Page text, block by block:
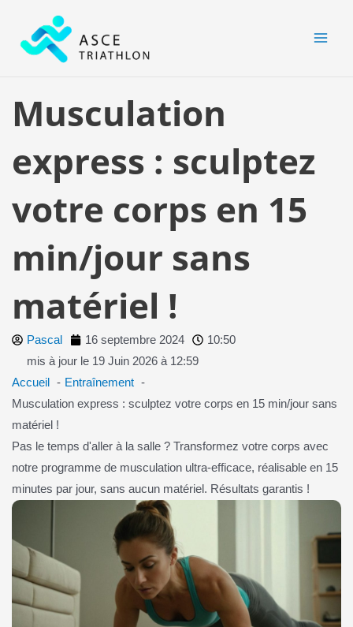
contenu
Musculation
express : sculptez
votre corps en 15
min/jour sans
matériel !
Pascal 16 septembre 2024
10:50
mis à jour le 19 Juin 2026 à 12:59
Accueil
Entraînement
Musculation express : sculptez votre corps en 15 min/jour sans
matériel !
Pas le temps d'aller à la salle ? Transformez votre corps avec
notre programme de musculation ultra-efficace, réalisable en 15
minutes par jour, sans aucun matériel. Résultats garantis !